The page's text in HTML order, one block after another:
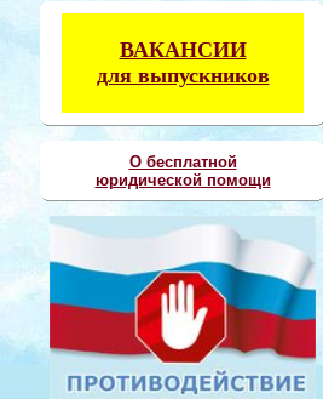
ВАКАНСИИ
для выпускников
О бесплатной
юридической помощи